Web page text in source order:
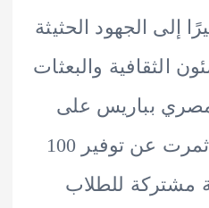
الحثيثة
والبعثات
على
مدار عامين، والتي أثمرت عن توفير 100
للطلاب